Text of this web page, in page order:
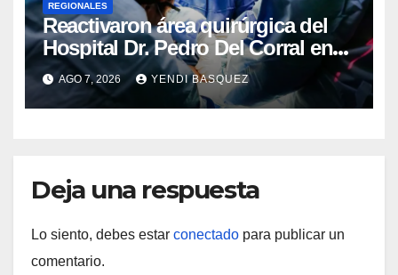
REGIONALES
Reactivaron área quirúrgica del
Hospital Dr. Pedro Del Corral en
Guárico
AGO 7, 2026 YENDI BASQUEZ
Deja una respuesta
Lo siento, debes estar conectado para publicar un
comentario.